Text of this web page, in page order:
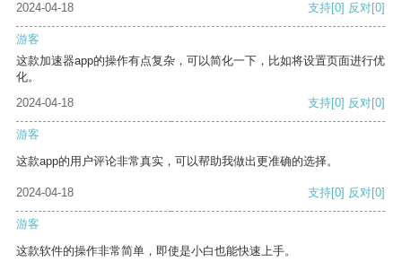
2024-04-18
支持[0] 反对[0]
游客
这款加速器app的操作有点复杂，可以简化一下，比如将设置页面进行优
化。
2024-04-18
支持[0] 反对[0]
游客
这款app的用户评论非常真实，可以帮助我做出更准确的选择。
2024-04-18 支持[0] 反对[0]
游客
这款软件的操作非常简单，即使是小白也能快速上手。